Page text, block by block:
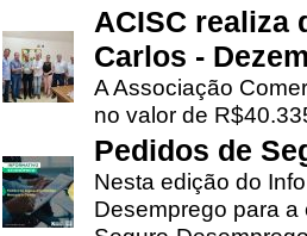
ACISC realiza
Carlos -
A Associação
no valor de
Pedidos de
Nesta edição do
Desemprego para